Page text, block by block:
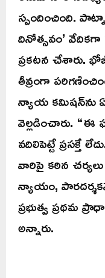
స్పందించింది.
దినోత్సవం’
ప్రకటన చేశారు.
తీవ్రంగా
న్యాయ కమిషన్‌ను
వెల్లడించారు.
వదిలిపెట్టే
వారిపై కఠిన
న్యాయం,
ప్రభుత్వ ప్రథమ
అన్నారు.